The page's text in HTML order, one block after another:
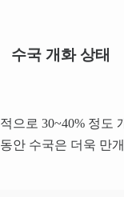
수국 개화 상태
으로 30~40% 정도
안 수국은 더욱 만